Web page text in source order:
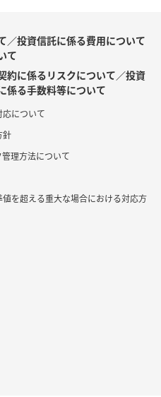
／投資信託に係る費用について
て
約に係るリスクについて／投資
係る手数料等について
について
針
理方法について
を超える重大な場合における対応方